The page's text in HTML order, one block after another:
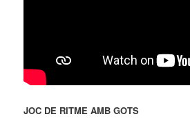
JOC DE RITME AMB GOTS